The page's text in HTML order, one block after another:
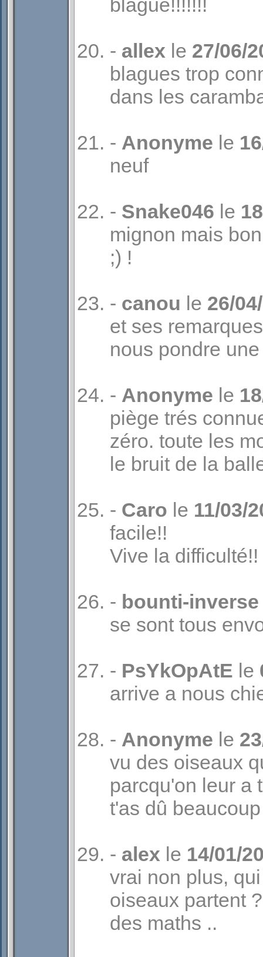
blague!!!!!!!
- allex le 27/06/
blagues trop
dans les
- Anonyme le
neuf
- Snake046 le
mignon mais
;) !
- canou le 26/
et ses
nous pondre
- Anonyme le
piège trés
zéro. toute les
le bruit de la
- Caro le 11/03/
facile!!
Vive la difficulté!!
- bounti-inverse
se sont tous
- PsYkOpAtE le
arrive a nous
- Anonyme le
vu des oiseaux
parcqu'on leur a
t'as dû
- alex le 14/01/
vrai non plus,
oiseaux partent
des maths ..